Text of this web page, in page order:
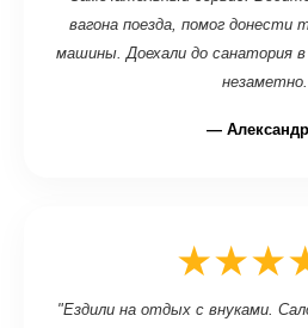
вагона поезда, помог донести
машины. Доехали до санатория
—
"Ездили на отдых с внуками.